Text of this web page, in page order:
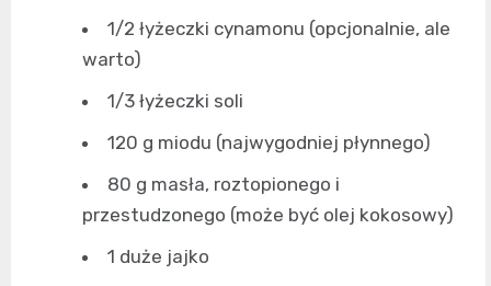
1/2 łyżeczki cynamonu (opcjonalnie, ale
warto)
1/3 łyżeczki soli
120 g miodu (najwygodniej płynnego)
80 g masła, roztopionego i
przestudzonego (może być olej kokosowy)
1 duże jajko